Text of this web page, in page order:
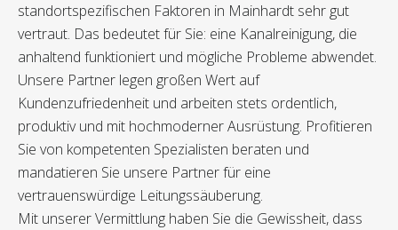
standortspezifischen Faktoren in Mainhardt sehr gut
vertraut. Das bedeutet für Sie: eine Kanalreinigung, die
anhaltend funktioniert und mögliche Probleme abwendet.
Unsere Partner legen großen Wert auf
Kundenzufriedenheit und arbeiten stets ordentlich,
produktiv und mit hochmoderner Ausrüstung. Profitieren
Sie von kompetenten Spezialisten beraten und
mandatieren Sie unsere Partner für eine
vertrauenswürdige Leitungssäuberung.
Mit unserer Vermittlung haben Sie die Gewissheit, dass